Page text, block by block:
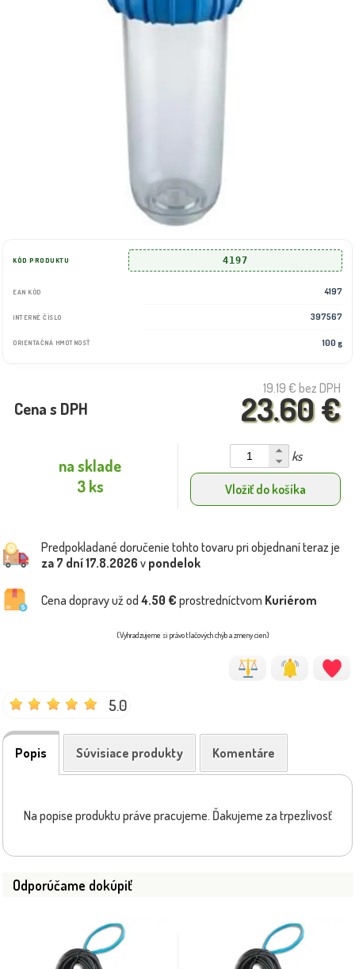
KÓD PRODUKTU 4197
EAN KÓD 4197
INTERNÉ ČÍSLO 397567
ORIENTAČNÁ HMOTNOSŤ 100 g
19.19 € bez DPH
23.60 €
Cena s DPH
na sklade
3 ks
ks
Vložiť do košíka
Predpokladané doručenie tohto tovaru pri objednaní teraz je
za 7 dní17.8.2026 v pondelok
Cena dopravy už od 4.50 € prostredníctvom Kuriérom
(Vyhradzujeme si právo tlačových chýb a zmeny cien)
5.0
Popis Súvisiace produkty Komentáre
Na popise produktu práve pracujeme. Ďakujeme za trpezlivosť
Odporúčame dokúpiť